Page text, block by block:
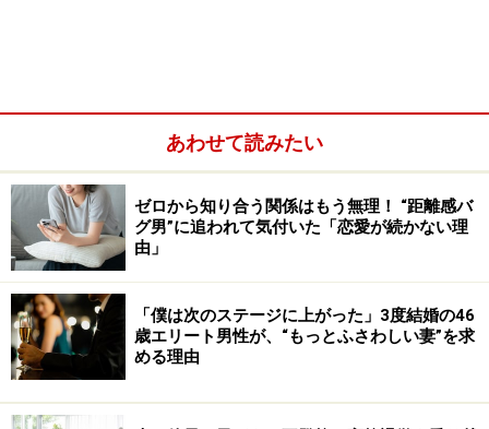
さんは余裕の笑みでこう言った。
あわせて読みたい
ゼロから知り合う関係はもう無理！ “距離感バ
グ男”に追われて気付いた「恋愛が続かない理
由」
「僕は次のステージに上がった」3度結婚の46
歳エリート男性が、“もっとふさわしい妻”を求
める理由